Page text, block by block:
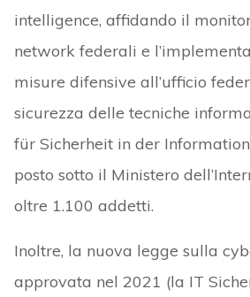
intelligence, affidando il
network federali e
misure difensive all’ufficio
sicurezza delle tecniche
für Sicherheit in der
posto sotto il Ministero
oltre 1.100 addetti.
Inoltre, la nuova legge sulla
approvata nel 2021 (la IT